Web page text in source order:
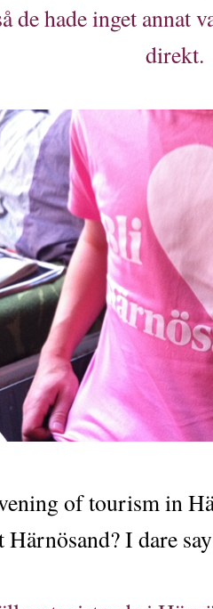
de hade inget annat
direkt.
of tourism in
Härnösand? I dare